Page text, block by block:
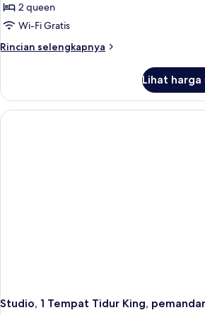
2 queen
Wi-Fi Gratis
Rincian selengkapnya
Rincian
Studio,
Tempat
Lihat
Studio, 1 Tempat Tidur King,